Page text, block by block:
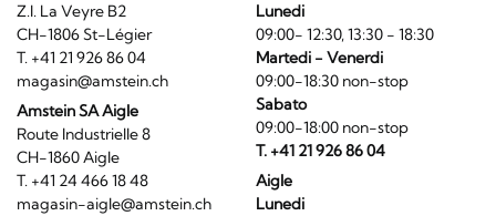
Z.I. La Veyre B2
CH-1806 St-Légier
T. +41 21 926 86 04
magasin@amstein.ch
Amstein SA Aigle
Route Industrielle 8
CH-1860 Aigle
T. +41 24 466 18 48
magasin-aigle@amstein.ch
Lunedi
09:00- 12:30, 13:30 - 18:30
Martedi - Venerdi
09:00-18:30 non-stop
Sabato
09:00-18:00 non-stop
T. +41 21 926 86 04
Aigle
Lunedi